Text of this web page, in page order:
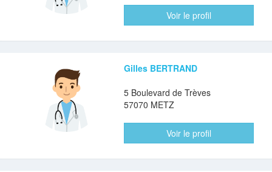
Voir le profil
Gilles BERTRAND
5 Boulevard de Trèves
57070 METZ
Voir le profil